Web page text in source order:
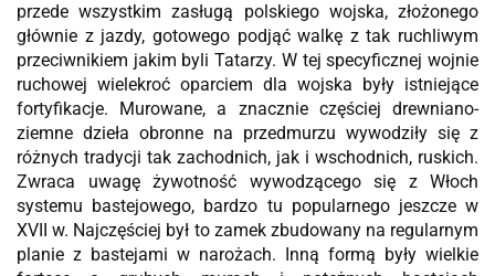
przede wszystkim zasługą polskiego wojska, złożonego
głównie z jazdy, gotowego podjąć walkę z tak ruchliwym
przeciwnikiem jakim byli Tatarzy. W tej specyficznej wojnie
ruchowej wielekroć oparciem dla wojska były istniejące
fortyfikacje. Murowane, a znacznie częściej drewniano-
ziemne dzieła obronne na przedmurzu wywodziły się z
różnych tradycji tak zachodnich, jak i wschodnich, ruskich.
Zwraca uwagę żywotność wywodzącego się z Włoch
systemu bastejowego, bardzo tu popularnego jeszcze w
XVII w. Najczęściej był to zamek zbudowany na regularnym
planie z bastejami w narożach. Inną formą były wielkie